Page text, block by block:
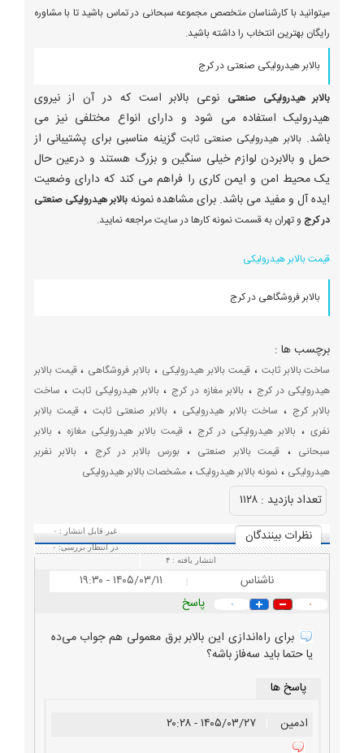
میتوانید با کارشناسان متخصص مجموعه سبحانی در تماس باشید تا با مشاوره
رایگان بهترین انتخاب را داشته باشید.
بالابر هیدرولیکی صنعتی در کرج
بالابر هیدرولیکی صنعتی نوعی بالابر است که در آن از نیروی
هیدرولیک استفاده می شود و دارای انواع مختلفی نیز می
باشد.بالابر هیدرولیکی صنعتی ثابتگزینه مناسبی برای پشتیبانی از
حمل و بالابردن لوازم خیلی سنگین و بزرگ هستند و درعین حال
یک محیط امن و ایمن کاری را فراهم می کند که دارای وضعیت
ایده آل و مفید می باشد. برای مشاهده نمونهبالابر هیدرولیکی صنعتی
در کرج و تهران به قسمت نمونه کارها در سایت مراجعه نمایید.
قیمت بالابر هیدرولیکی
بالابر فروشگاهی در کرج
برچسب ها :
ساخت بالابر ثابت ،قیمت بالابر هیدرولیکی ، بالابر فروشگاهی ،قیمت بالابر
هیدرولیکی در کرج ، بالابر مغازه در کرج ،بالابر هیدرولیکی ثابت، ساخت
بالابر کرج ، ساخت بالابر هیدرولیکی ، بالابر صنعتی ثابت،قیمت بالابر
نفری، بالابر هیدرولیکی در کرج ،قیمت بالابر هیدرولیکی مغازه ،بالابر
سبحانی ، قیمت بالابر صنعتی ،بورس بالابر در کرج ، بالابر نفربر
هیدرولیکی ، نمونه بالابر هیدرولیک، مشخصات بالابر هیدرولیکی
تعداد بازديد : ۱۱۲۸
نظرات بينندگان
غیر قابل انتشار : ۰
در انتظار بررسی:۰
انتشار یافته :۴
ناشناس | ۱۴۰۵/۰۳/۱۱ - ۱۹:۳۰
۰ ۰
پاسخ
برای راه‌اندازی این بالابر برق معمولی هم جواب می‌ده
یا حتما باید سه‌فاز باشه؟
پاسخ ها
ادمین
۱۴۰۵/۰۳/۲۷ - ۲۰:۲۸